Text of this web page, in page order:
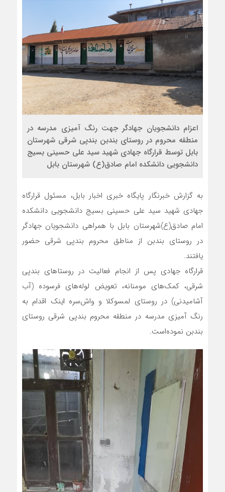
اعزام دانشجویان جهادگر جهت رنگ آمیزی مدرسه در
منطقه محروم در روستای بندبن بندپی شرقی شهرستان
بابل توسط قرارگاه جهادی شهید سید علی حسینی بسیج
دانشجویی دانشکده امام صادق(ع) شهرستان بابل
به گزارش خبرنگار پایگاه خبری اخبار بابل، مسئول قرارگاه
جهادی شهید سید علی حسینی بسیج دانشجویی دانشکده
امام صادق(ع)شهرستان بابل با همراهی دانشجویان جهادگر
در روستای بندبن از مناطق محروم بندپی شرقی حضور
یافتند.
قرارگاه جهادی پس از انجام فعالیت‌ در روستاهای بندپی
شرقی، کمک‌های مومنانه، تعویض لوله‌های فرسوده (آب
آشامیدنی) در روستای لمسوکلا و واش‌سره اینک اقدام به
رنگ آمیزی مدرسه در منطقه محروم بندپی شرقی روستای
بندبن نموده‌است.